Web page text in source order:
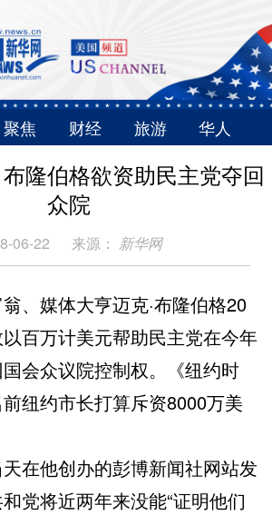
聚焦 财经 旅游 华人
隆伯格欲资助民主党夺回
众院
06-22 来源： 新华网
媒体大亨迈克·布隆伯格20
百万计美元帮助民主党在今年
会众议院控制权。《纽约时
纽约市长打算斥资8000万美
他创办的彭博新闻社网站发
党将近两年来没能“证明他们